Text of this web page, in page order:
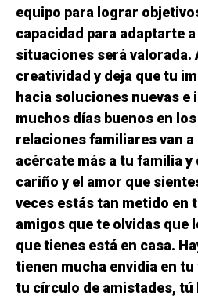
equipo para lograr
capacidad para adaptarte
situaciones será valorada.
creatividad y deja que tu
hacia soluciones nuevas e
muchos días buenos en
relaciones familiares van
acércate más a tu familia
cariño y el amor que
veces estás tan metido en
amigos que te olvidas que
que tienes está en casa.
tienen mucha envidia en
tu círculo de amistades, tú